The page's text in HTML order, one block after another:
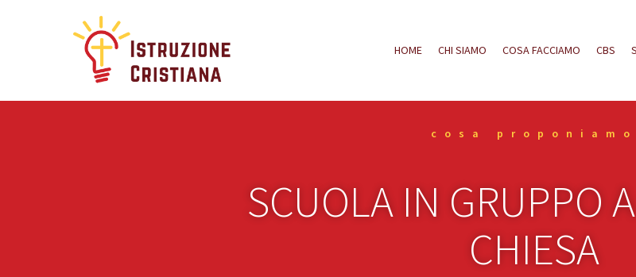
HOME CHI SIAMO COSA FACCIAMO CBS
cosa proponiamo
SCUOLA IN GRUPPO
CHIESA